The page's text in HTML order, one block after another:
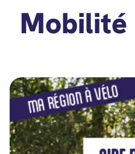
Mobilité